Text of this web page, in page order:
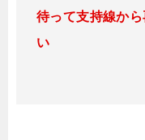
待って支持線か
い